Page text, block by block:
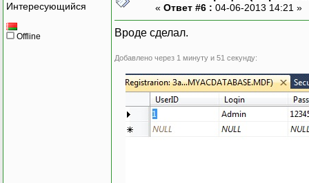
Интересующийся
Offline
« Ответ #6 : 04-06-2013 14:21 »
Вроде сделал.
Добавлено через 1 минуту и 51 секунду: